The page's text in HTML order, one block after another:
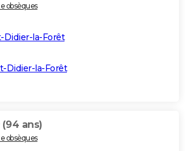
obsèques
Didier-la-Forêt
Didier-la-Forêt
(94 ans)
obsèques